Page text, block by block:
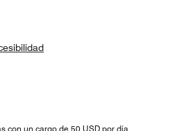
con un cargo de 50 USD por día,